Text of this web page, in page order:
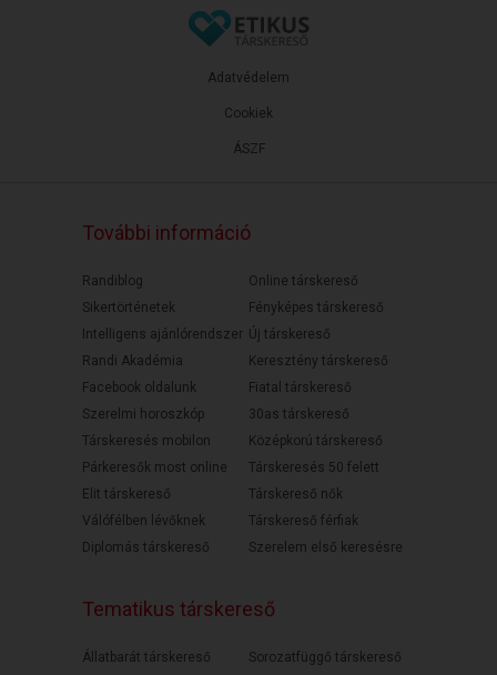
ÁSZF
Adatvédelem
Cookiek
További információ
Randiblog
Sikertörténetek
Intelligens ajánlórendszer
Randi Akadémia
Facebook oldalunk
Szerelmi horoszkóp
Társkeresés mobilon
Párkeresők most online
Elit társkereső
Válófélben lévőknek
Diplomás társkereső
Online társkereső
Fényképes társkereső
Új társkereső
Keresztény társkereső
Fiatal társkereső
30as társkereső
Középkorú társkereső
Társkeresés 50 felett
Társkereső nők
Társkereső férfiak
Szerelem első keresésre
Tematikus társkereső
Állatbarát társkereső
Sorozatfüggő társkereső